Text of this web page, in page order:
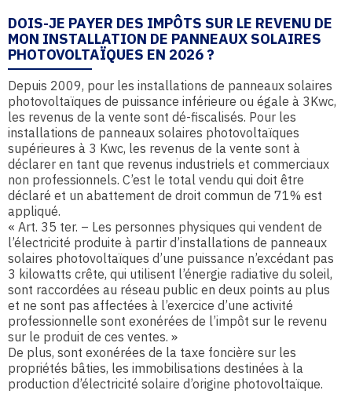
DOIS-JE PAYER DES IMPÔTS SUR LE REVENU DE
MON INSTALLATION DE PANNEAUX SOLAIRES
PHOTOVOLTAÏQUES EN 2026 ?
Depuis 2009, pour les installations de panneaux solaires
photovoltaïques de puissance inférieure ou égale à 3Kwc,
les revenus de la vente sont dé-fiscalisés. Pour les
installations de panneaux solaires photovoltaïques
supérieures à 3 Kwc, les revenus de la vente sont à
déclarer en tant que revenus industriels et commerciaux
non professionnels. C’est le total vendu qui doit être
déclaré et un abattement de droit commun de 71% est
appliqué.
« Art. 35 ter. – Les personnes physiques qui vendent de
l’électricité produite à partir d’installations de panneaux
solaires photovoltaïques d’une puissance n’excédant pas
3 kilowatts crête, qui utilisent l’énergie radiative du soleil,
sont raccordées au réseau public en deux points au plus
et ne sont pas affectées à l’exercice d’une activité
professionnelle sont exonérées de l’impôt sur le revenu
sur le produit de ces ventes. »
De plus, sont exonérées de la taxe foncière sur les
propriétés bâties, les immobilisations destinées à la
production d’électricité solaire d’origine photovoltaïque.